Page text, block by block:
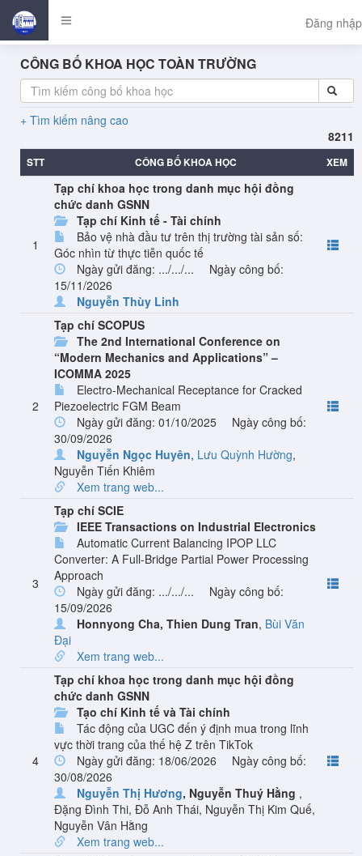
Đăng nhập
CÔNG BỐ KHOA HỌC TOÀN TRƯỜNG
Tìm kiếm nâng cao
8211
STT CÔNG BỐ KHOA HỌC XEM
1
Tạp chí khoa học trong danh mục hội đồng
chức danh GSNN
Tạp chí Kinh tế - Tài chính
Bảo vệ nhà đầu tư trên thị trường tài sản số:
Góc nhìn từ thực tiễn quốc tế
Ngày gửi đăng: .../.../...
Ngày công bố:
15/11/2026
Nguyễn Thùy Linh
2
Tạp chí SCOPUS
The 2nd International Conference on
“Modern Mechanics and Applications” –
ICOMMA 2025
Electro-Mechanical Receptance for Cracked
Piezoelectric FGM Beam
Ngày gửi đăng: 01/10/2025
Ngày công bố:
30/09/2026
Nguyễn Ngọc Huyên, Lưu Quỳnh Hường,
Nguyễn Tiến Khiêm
Xem trang web...
3
Tạp chí SCIE
IEEE Transactions on Industrial Electronics
Automatic Current Balancing IPOP LLC
Converter: A Full-Bridge Partial Power Processing
Approach
Ngày gửi đăng: .../.../...
Ngày công bố:
15/09/2026
Honnyong Cha, Thien Dung Tran, Bùi Văn
Đại
Xem trang web...
4
Tạp chí khoa học trong danh mục hội đồng
chức danh GSNN
Tạo chí Kinh tế và Tài chính
Tác động của UGC đến ý định mua trong lĩnh
vực thời trang của thế hệ Z trên TikTok
Ngày gửi đăng: 18/06/2026
Ngày công bố:
30/08/2026
Nguyễn Thị Hương, Nguyễn Thuý Hằng ,
Đặng Đình Thi, Đỗ Anh Thái, Nguyễn Thị Kim Quế,
Nguyễn Vân Hằng
Xem trang web...